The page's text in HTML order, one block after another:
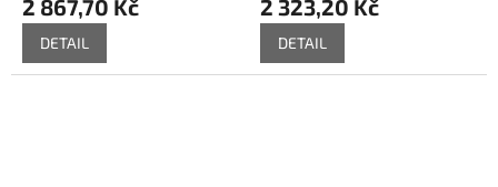
2 867,70 Kč
DETAIL
2 323,20 Kč
DETAIL